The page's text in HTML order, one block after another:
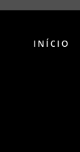
INÍCIO